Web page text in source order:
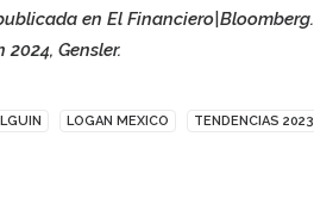
en El Financiero|Bloomberg.
Gensler.
LOGAN MEXICO TENDENCIAS 2023